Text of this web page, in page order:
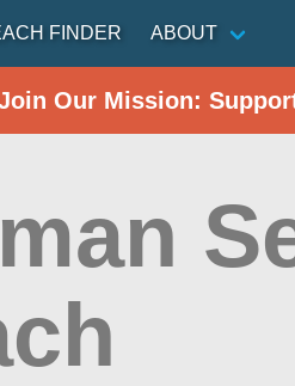
FINDER ABOUT
Our Mission: